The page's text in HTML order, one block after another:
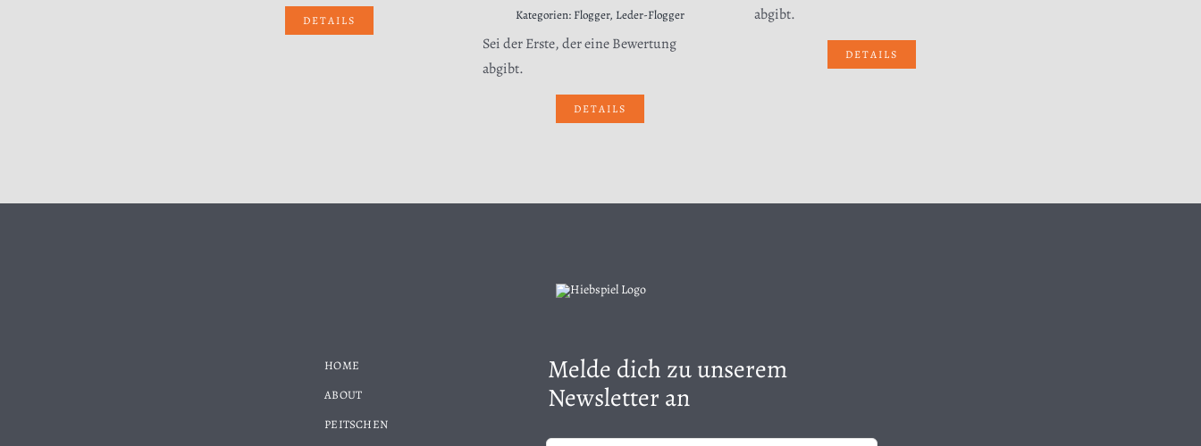
DETAILS Kategorien: Flogger, Leder-Flogger
Sei der Erste, der eine Bewertung
abgibt.
DETAILS
abgibt.
DETAILS
HOME
ABOUT
PEITSCHEN
Melde dich zu unserem
Newsletter an